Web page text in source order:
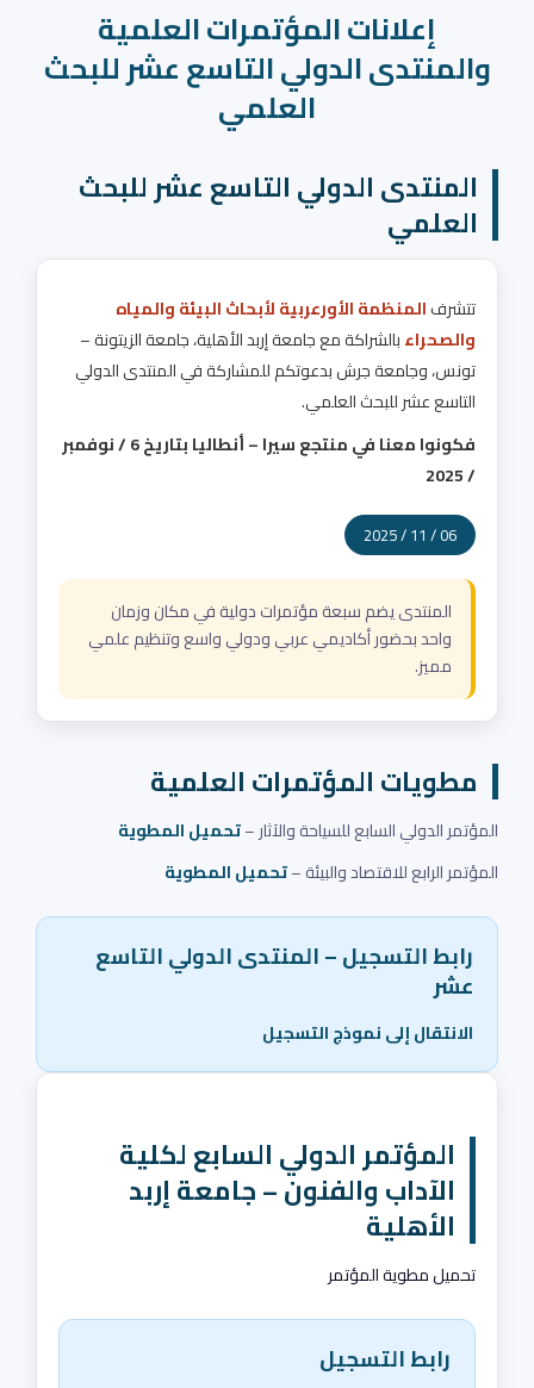
إعلانات المؤتمرات العلمية
والمنتدى الدولي التاسع عشر للبحث
العلمي
المنتدى الدولي التاسع عشر للبحث
العلمي
تتشرفالمنظمة الأورعربية لأبحاث البيئة والمياه
والصحراءبالشراكة مع جامعة إربد الأهلية، جامعة الزيتونة –
تونس، وجامعة جرش بدعوتكم للمشاركة في المنتدى الدولي
التاسع عشر للبحث العلمي.
فكونوا معنا في منتجع سيرا – أنطاليا بتاريخ 6 / نوفمبر
/ 2025
06 / 11 / 2025
المنتدى يضم سبعة مؤتمرات دولية في مكان وزمان
واحد بحضور أكاديمي عربي ودولي واسع وتنظيم علمي
مميز.
مطويات المؤتمرات العلمية
المؤتمر الدولي السابع للسياحة والآثار –تحميل المطوية
المؤتمر الرابع للاقتصاد والبيئة –تحميل المطوية
رابط التسجيل – المنتدى الدولي التاسع
عشر
الانتقال إلى نموذج التسجيل
المؤتمر الدولي السابع لكلية
الآداب والفنون – جامعة إربد
الأهلية
تحميل مطوية المؤتمر
رابط التسجيل